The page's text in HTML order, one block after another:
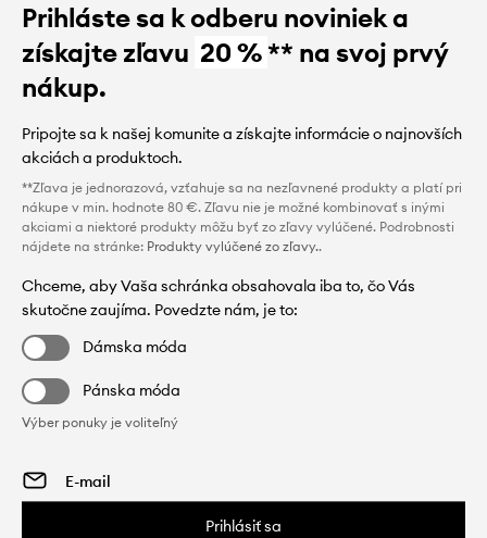
Prihláste sa k odberu noviniek a
získajte zľavu 20 %** na svoj prvý
nákup.
Pripojte sa k našej komunite a získajte informácie o najnovších
akciách a produktoch.
**Zľava je jednorazová, vzťahuje sa na nezľavnené produkty a platí pri
nákupe v min. hodnote 80 €. Zľavu nie je možné kombinovať s inými
akciami a niektoré produkty môžu byť zo zľavy vylúčené. Podrobnosti
nájdete na stránke: Produkty vylúčené zo zľavy..
Chceme, aby Vaša schránka obsahovala iba to, čo Vás
skutočne zaujíma. Povedzte nám, je to:
Dámska móda
Pánska móda
Výber ponuky je voliteľný
Prihlásiť sa